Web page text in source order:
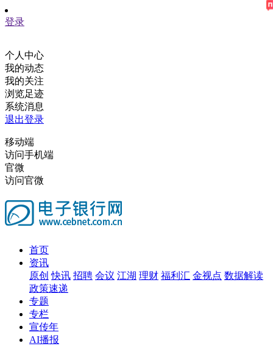
登录
个人中心
我的动态
我的关注
浏览足迹
系统消息
退出登录
移动端
访问手机端
官微
访问官微
首页
资讯
原创 快讯 招聘 会议 江湖 理财 福利汇 金视点 数据解读
政策速递
专题
专栏
宣传年
AI播报